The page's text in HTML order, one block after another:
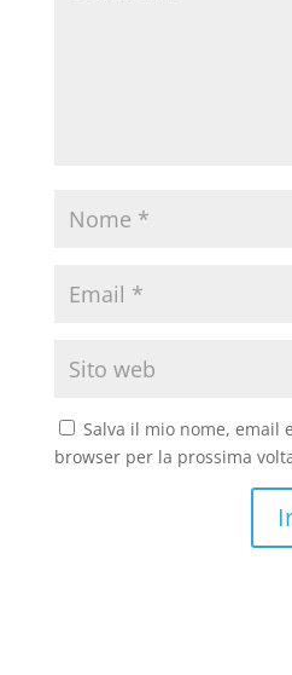
Salva il mio nome, email
browser per la prossima